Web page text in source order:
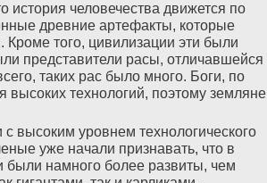
история человечества движется по
древние артефакты, которые
того, цивилизации эти были
представители расы, отличавшейся
таких рас было много. Боги, по
технологий, поэтому земляне
высоким уровнем технологического
уже начали признавать, что в
были намного более развиты, чем